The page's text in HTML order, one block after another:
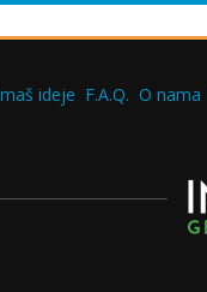
ideje F.A.Q. O nama